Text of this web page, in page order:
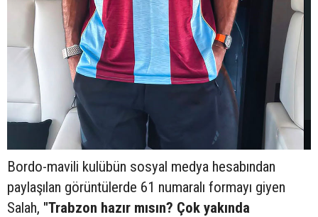
Bordo-mavili kulübün sosyal medya hesabından
paylaşılan görüntülerde 61 numaralı formayı giyen
Salah, "Trabzon hazır mısın? Çok yakında